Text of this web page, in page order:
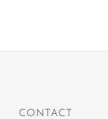
CONTACT